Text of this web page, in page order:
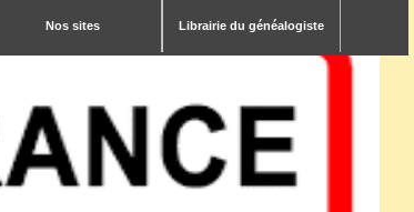
Nos sites Librairie du généalogiste